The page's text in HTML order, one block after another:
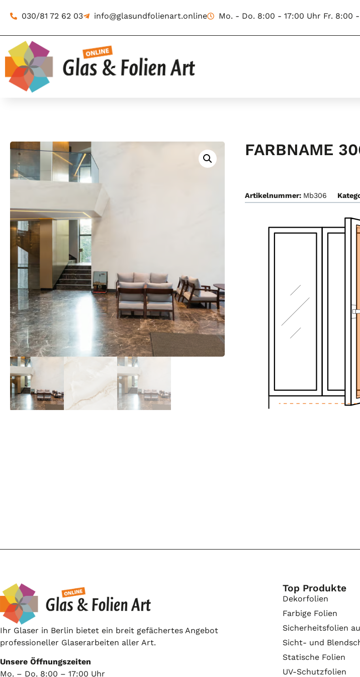
030/81 72 62 03 info@glasundfolienart.online Mo. - Do. 8:00 - 17:00 Uhr Fr. 8:00
FARBNAME
Artikelnummer: Mb306
Ihr Glaser in Berlin bietet ein breit gefächertes Angebot
professioneller Glaserarbeiten aller Art.
Unsere Öffnungszeiten
Mo. – Do. 8:00 – 17:00 Uhr
Top Produkte
Dekorfolien
Farbige Folien
Sicherheitsfolien
Sicht- und
Statische Folien
UV-Schutzfolien